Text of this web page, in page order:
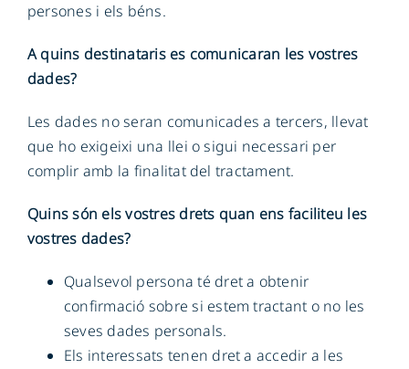
persones i els béns.
A quins destinataris es comunicaran les vostres
dades?
Les dades no seran comunicades a tercers, llevat
que ho exigeixi una llei o sigui necessari per
complir amb la finalitat del tractament.
Quins són els vostres drets quan ens faciliteu les
vostres dades?
Qualsevol persona té dret a obtenir
confirmació sobre si estem tractant o no les
seves dades personals.
Els interessats tenen dret a accedir a les